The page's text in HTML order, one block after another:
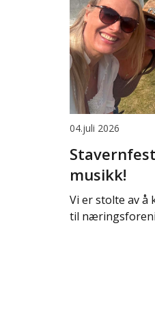
04.juli 2026
musikk!
Vi er stolte av å
til